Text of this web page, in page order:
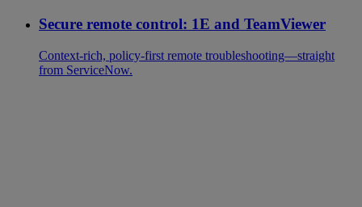
Secure remote control: 1E and TeamViewer
Context-rich, policy-first remote troubleshooting—straight
from ServiceNow.